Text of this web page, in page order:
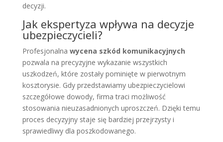
decyzji.
Jak ekspertyza wpływa na decyzje
ubezpieczycieli?
Profesjonalna wycena szkód komunikacyjnych
pozwala na precyzyjne wykazanie wszystkich
uszkodzeń, które zostały pominięte w pierwotnym
kosztorysie. Gdy przedstawiamy ubezpieczycielowi
szczegółowe dowody, firma traci możliwość
stosowania nieuzasadnionych uproszczeń. Dzięki temu
proces decyzyjny staje się bardziej przejrzysty i
sprawiedliwy dla poszkodowanego.